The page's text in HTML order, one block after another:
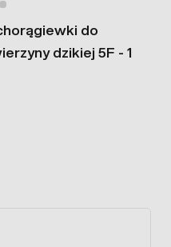
do
dzikiej 5F - 1